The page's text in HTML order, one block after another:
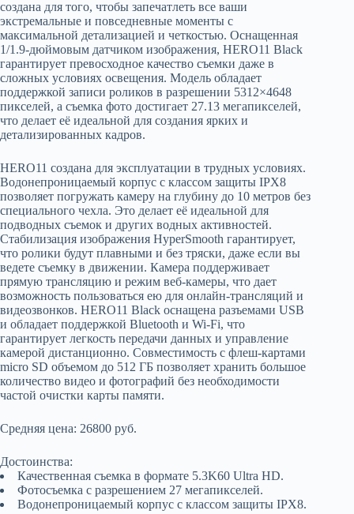
создана для того, чтобы запечатлеть все ваши
экстремальные и повседневные моменты с
максимальной детализацией и четкостью. Оснащенная
1/1.9-дюймовым датчиком изображения, HERO11 Black
гарантирует превосходное качество съемки даже в
сложных условиях освещения. Модель обладает
поддержкой записи роликов в разрешении 5312×4648
пикселей, а съемка фото достигает 27.13 мегапикселей,
что делает её идеальной для создания ярких и
детализированных кадров.
HERO11 создана для эксплуатации в трудных условиях.
Водонепроницаемый корпус с классом защиты IPX8
позволяет погружать камеру на глубину до 10 метров без
специального чехла. Это делает её идеальной для
подводных съемок и других водных активностей.
Стабилизация изображения HyperSmooth гарантирует,
что ролики будут плавными и без тряски, даже если вы
ведете съемку в движении. Камера поддерживает
прямую трансляцию и режим веб-камеры, что дает
возможность пользоваться ею для онлайн-трансляций и
видеозвонков. HERO11 Black оснащена разъемами USB
и обладает поддержкой Bluetooth и Wi-Fi, что
гарантирует легкость передачи данных и управление
камерой дистанционно. Совместимость с флеш-картами
micro SD объемом до 512 ГБ позволяет хранить большое
количество видео и фотографий без необходимости
частой очистки карты памяти.
Средняя цена: 26800 руб.
Достоинства:
Качественная съемка в формате 5.3K60 Ultra HD.
Фотосъемка с разрешением 27 мегапикселей.
Водонепроницаемый корпус с классом защиты IPX8.